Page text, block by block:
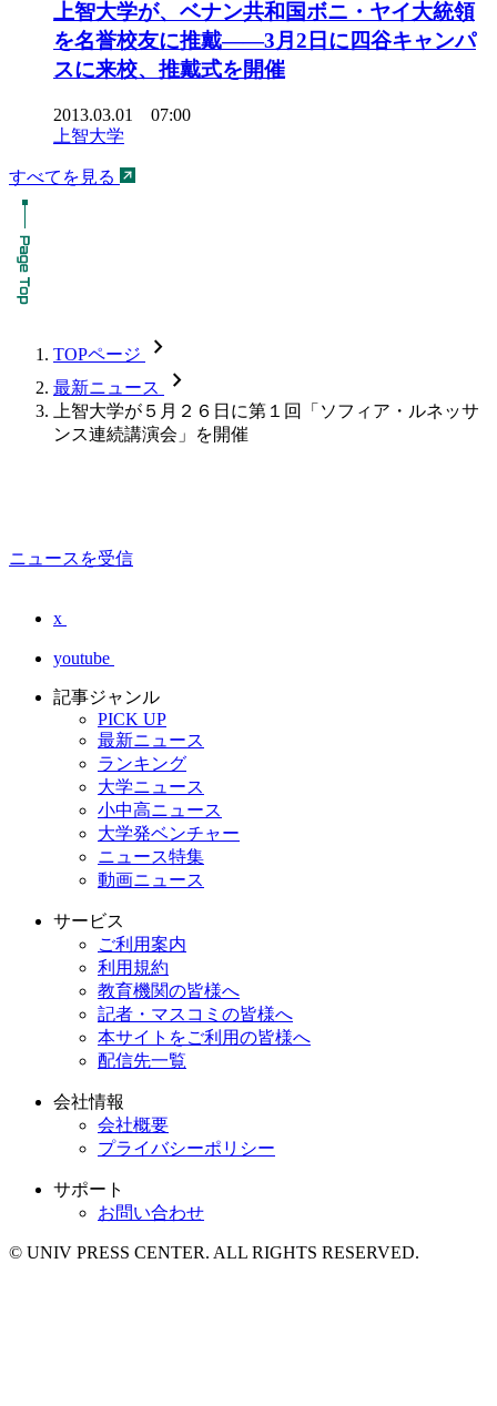
上智大学が、ベナン共和国ボニ・ヤイ大統領
を名誉校友に推戴――3月2日に四谷キャンパ
スに来校、推戴式を開催
2013.03.01 07:00
上智大学
すべてを見る
TOPページ chevron_forward
最新ニュース chevron_forward
上智大学が５月２６日に第１回「ソフィア・ルネッサ
ンス連続講演会」を開催
ニュースを受信
x
youtube
記事ジャンル
PICK UP
最新ニュース
ランキング
大学ニュース
小中高ニュース
大学発ベンチャー
ニュース特集
動画ニュース
サービス
ご利用案内
利用規約
教育機関の皆様へ
記者・マスコミの皆様へ
本サイトをご利用の皆様へ
配信先一覧
会社情報
会社概要
プライバシーポリシー
サポート
お問い合わせ
© UNIV PRESS CENTER. ALL RIGHTS RESERVED.